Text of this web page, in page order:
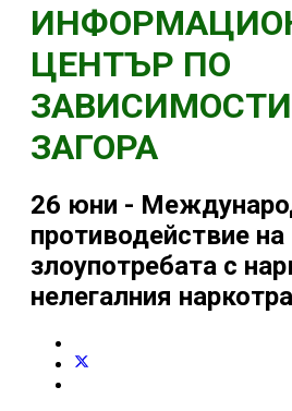
ЦЕНТЪР ПО
ЗАГОРА
26 юни -
противодействие на
злоупотребата с
нелегалния